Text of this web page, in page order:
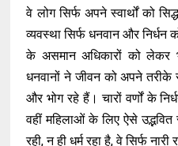
वे लोग सिर्फ अपने स्वार्थों को
व्यवस्था सिर्फ धनवान और
के असमान अधिकारों को लेकर
धनवानों ने जीवन को अपने तरीके
और भोग रहे हैं। चारों वर्णों के
वहीं महिलाओं के लिए ऐसे उद्भवित
रही, न ही धर्म रहा है, वे सिर्फ नारी